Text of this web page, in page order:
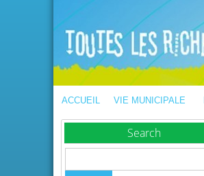
ACCUEIL VIE MUNICIPALE
Search